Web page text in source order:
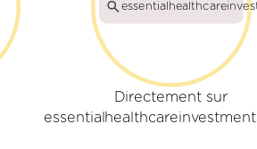
Directement sur